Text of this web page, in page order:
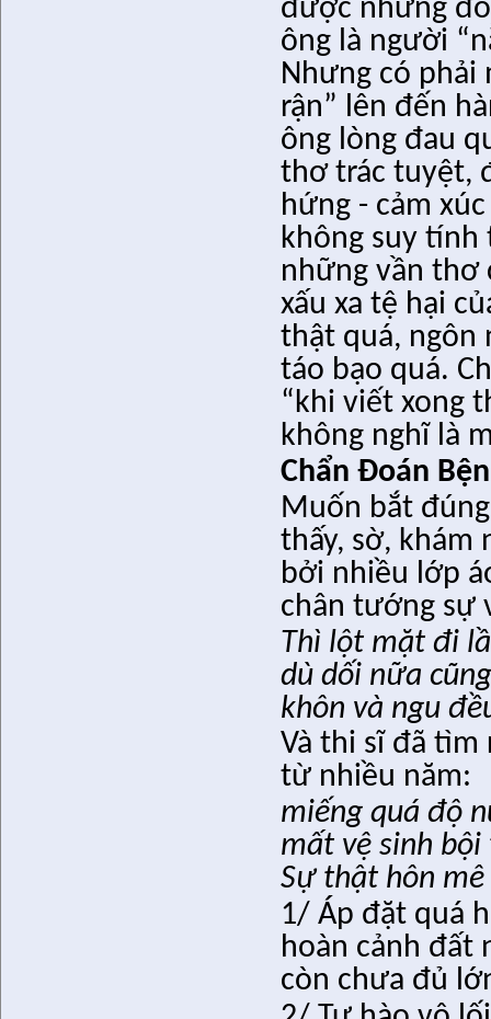
được những
ông là người
Nhưng có phải
rận” lên đến
ông lòng đau
thơ trác tuyệt,
hứng - cảm
không suy
những vần thơ
xấu xa tệ hại
thật quá, ngôn
táo bạo quá.
“khi viết xong
không nghĩ là
Chẩn Đoán
Muốn bắt
thấy, sờ, khám
bởi nhiều lớp
chân tướng sự
Thì lột mặt đi
dù dối nữa
khôn và ngu
Và thi sĩ đã tìm
từ nhiều năm:
miếng quá độ
mất vệ sinh
Sự thật hôn
1/ Áp đặt quá
hoàn cảnh đất
còn chưa đủ